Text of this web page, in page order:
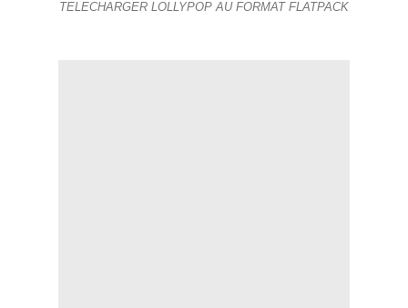
TELECHARGER LOLLYPOP AU FORMAT FLATPACK